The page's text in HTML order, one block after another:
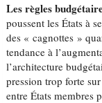
Les règles
poussent les États à
des « cagnottes »
tendance à
l’architecture
pression trop forte
entre États membres